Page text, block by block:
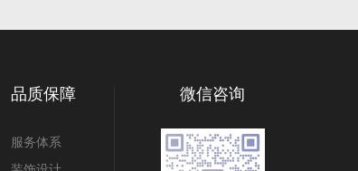
品质保障
服务体系
微信咨询